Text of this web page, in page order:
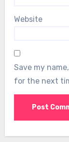
Website
Save my
for the next